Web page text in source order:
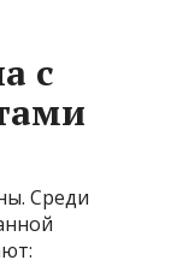
с
Среди